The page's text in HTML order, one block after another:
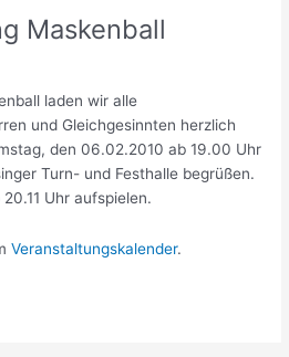
Maskenball
laden wir alle
und Gleichgesinnten herzlich
den 06.02.2010 ab 19.00 Uhr
Turn- und Festhalle begrüßen.
20.11 Uhr aufspielen.
Veranstaltungskalender.